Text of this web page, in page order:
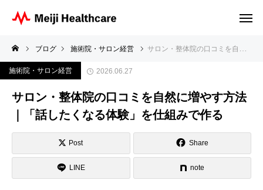
ブログ 施術院・サロン経営 サロン・整体院の口コミを自然に増やす方法｜「話したくなる体験」を仕組みで作る
施術院・サロン経営 2026.06.27
サロン・整体院の口コミを自然に増やす方法
｜「話したくなる体験」を仕組みで作る
Post Share
LINE note